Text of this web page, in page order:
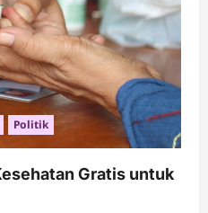
Politik
Gratis untuk